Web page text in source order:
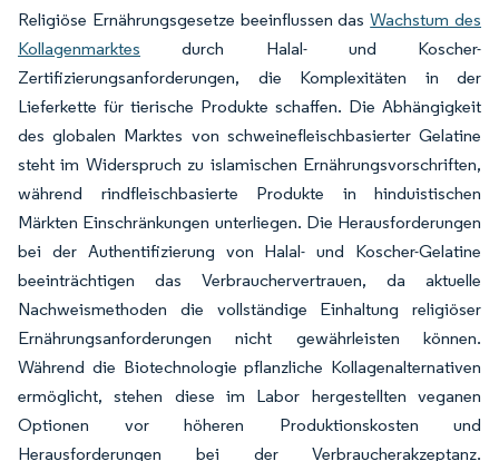
Religiöse Ernährungsgesetze beeinflussen dasWachstum des
Kollagenmarktes durch Halal- und Koscher-
Zertifizierungsanforderungen, die Komplexitäten in der
Lieferkette für tierische Produkte schaffen. Die Abhängigkeit
des globalen Marktes von schweinefleischbasierter Gelatine
steht im Widerspruch zu islamischen Ernährungsvorschriften,
während rindfleischbasierte Produkte in hinduistischen
Märkten Einschränkungen unterliegen. Die Herausforderungen
bei der Authentifizierung von Halal- und Koscher-Gelatine
beeinträchtigen das Verbrauchervertrauen, da aktuelle
Nachweismethoden die vollständige Einhaltung religiöser
Ernährungsanforderungen nicht gewährleisten können.
Während die Biotechnologie pflanzliche Kollagenalternativen
ermöglicht, stehen diese im Labor hergestellten veganen
Optionen vor höheren Produktionskosten und
Herausforderungen bei der Verbraucherakzeptanz.